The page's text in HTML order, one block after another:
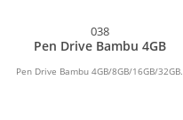
038
Pen Drive Bambu 4GB
Pen Drive Bambu 4GB/8GB/16GB/32GB.